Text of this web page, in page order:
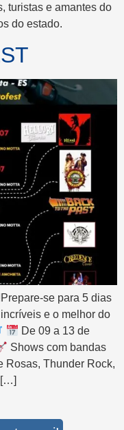
turistas e amantes do
do estado.
se para 5 dias
e o melhor do
De 09 a 13 de
Shows com bandas
Rosas, Thunder Rock,
[…]